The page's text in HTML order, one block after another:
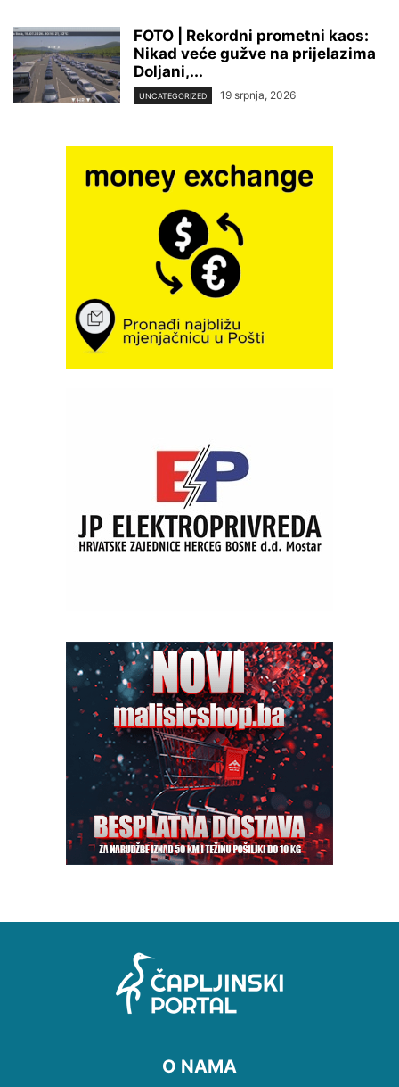
FOTO | Rekordni prometni kaos:
Nikad veće gužve na prijelazima
Doljani,...
UNCATEGORIZED 19 srpnja, 2026
O NAMA